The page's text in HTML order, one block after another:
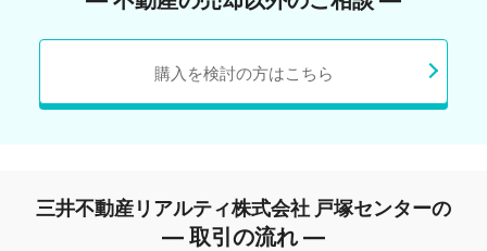
購入を検討の方はこちら
三井不動産リアルティ株式会社 戸塚センターの
― 取引の流れ ―